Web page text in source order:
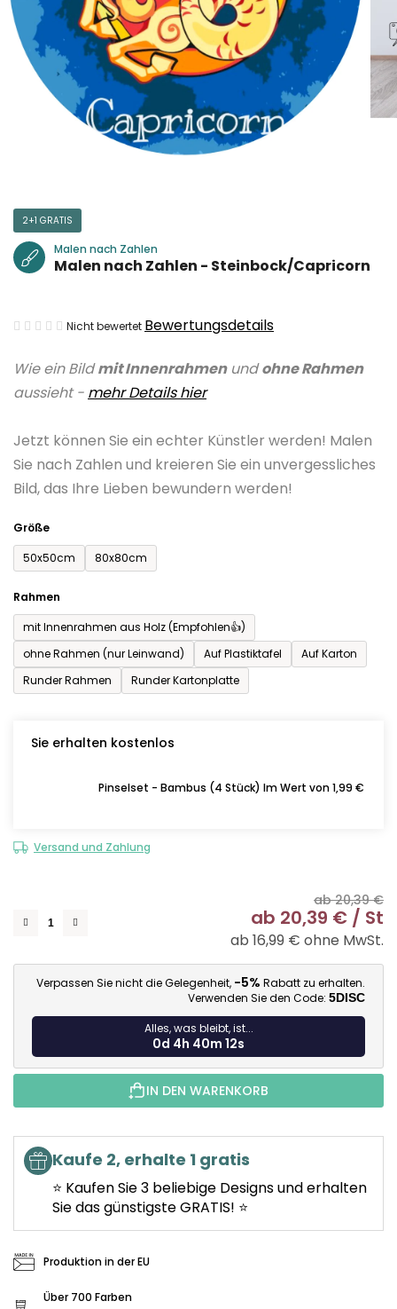
Wie ein Bildmit Innenrahmenundohne Rahmen
aussieht - mehr Details hier
Jetzt können Sie ein echter Künstler werden! Malen
Sie nach Zahlen und kreieren Sie ein unvergessliches
Bild, das Ihre Lieben bewundern werden!
Größe
50x50cm
80x80cm
Rahmen
mit Innenrahmen aus Holz (Empfohlen👍)
ohne Rahmen (nur Leinwand)
Auf Plastiktafel
Auf Karton
Runder Rahmen
Runder Kartonplatte
Sie erhalten kostenlos
Pinselset - Bambus (4 Stück) Im Wert von 1,99 €
Versand und Zahlung
ab 20,39 €
ab 20,39 € / St
ab 16,99 € ohne MwSt.
Verpassen Sie nicht die Gelegenheit, -5% Rabatt zu erhalten.
Verwenden Sie den Code: 5DISC
Alles, was bleibt, ist...
0d 4h 40m 12s
IN DEN WARENKORB
Kaufe 2, erhalte 1 gratis
⭐ Kaufen Sie 3 beliebige Designs und erhalten
Sie das günstigste GRATIS! ⭐
Produktion in der EU
Über 700 Farben
2+1 GRATIS
Malen nach Zahlen
Malen nach Zahlen - Steinbock/Capricorn
Die
Produktbewertung
ist
von
5
Sternen.
Nicht bewertet Bewertungsdetails